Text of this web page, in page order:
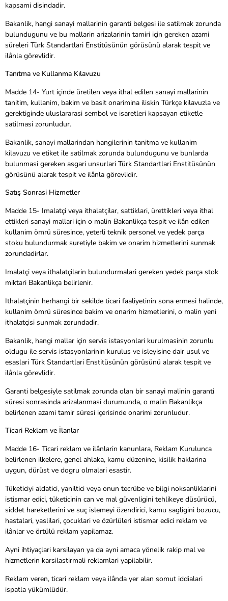
kapsami disindadir.
Bakanlik, hangi sanayi mallarinin garanti belgesi ile satilmak zorunda
bulundugunu ve bu mallarin arizalarinin tamiri için gereken azami
süreleri Türk Standartlari Enstitüsünün görüsünü alarak tespit ve
ilânla görevlidir.
Tanıtma ve Kullanma Kılavuzu
Madde 14- Yurt içinde üretilen veya ithal edilen sanayi mallarinin
tanitim, kullanim, bakim ve basit onarimina iliskin Türkçe kilavuzla ve
gerektiginde uluslararasi sembol ve isaretleri kapsayan etiketle
satilmasi zorunludur.
Bakanlik, sanayi mallarindan hangilerinin tanitma ve kullanim
kilavuzu ve etiket ile satilmak zorunda bulundugunu ve bunlarda
bulunmasi gereken asgari unsurlari Türk Standartlari Enstitüsünün
görüsünü alarak tespit ve ilânla görevlidir.
Satış Sonrasi Hizmetler
Madde 15- Imalatçi veya ithalatçilar, sattiklari, ürettikleri veya ithal
ettikleri sanayi mallari için o malin Bakanlikça tespit ve ilân edilen
kullanim ömrü süresince, yeterli teknik personel ve yedek parça
stoku bulundurmak suretiyle bakim ve onarim hizmetlerini sunmak
zorundadirlar.
Imalatçi veya ithalatçilarin bulundurmalari gereken yedek parça stok
miktari Bakanlikça belirlenir.
Ithalatçinin herhangi bir sekilde ticari faaliyetinin sona ermesi halinde,
kullanim ömrü süresince bakim ve onarim hizmetlerini, o malin yeni
ithalatçisi sunmak zorundadir.
Bakanlik, hangi mallar için servis istasyonlari kurulmasinin zorunlu
oldugu ile servis istasyonlarinin kurulus ve isleyisine dair usul ve
esaslari Türk Standartlari Enstitüsünün görüsünü alarak tespit ve
ilânla görevlidir.
Garanti belgesiyle satilmak zorunda olan bir sanayi malinin garanti
süresi sonrasinda arizalanmasi durumunda, o malin Bakanlikça
belirlenen azami tamir süresi içerisinde onarimi zorunludur.
Ticari Reklam ve İlanlar
Madde 16- Ticari reklam ve ilânlarin kanunlara, Reklam Kurulunca
belirlenen ilkelere, genel ahlaka, kamu düzenine, kisilik haklarina
uygun, dürüst ve dogru olmalari esastir.
Tüketiciyi aldatici, yaniltici veya onun tecrübe ve bilgi noksanliklarini
istismar edici, tüketicinin can ve mal güvenligini tehlikeye düsürücü,
siddet hareketlerini ve suç islemeyi özendirici, kamu sagligini bozucu,
hastalari, yaslilari, çocuklari ve özürlüleri istismar edici reklam ve
ilânlar ve örtülü reklam yapilamaz.
Ayni ihtiyaçlari karsilayan ya da ayni amaca yönelik rakip mal ve
hizmetlerin karsilastirmali reklamlari yapilabilir.
Reklam veren, ticari reklam veya ilânda yer alan somut iddialari
ispatla yükümlüdür.